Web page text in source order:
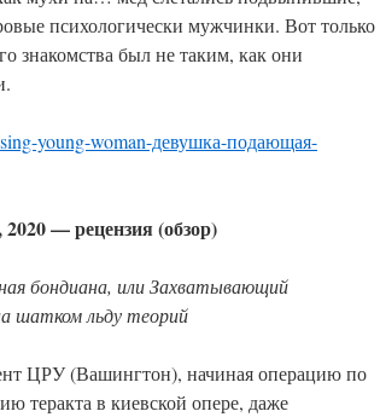
психологически мужчинки. Вот только
знакомства был не таким, как они
young-woman-девушка-подающая-
— рецензия (обзор)
бондиана, или Захватывающий
шатком льду теорий
ЦРУ (Вашингтон), начиная операцию по
теракта в киевской опере, даже